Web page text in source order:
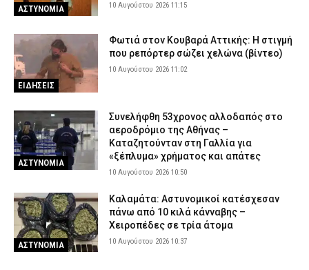
ΑΣΤΥΝΟΜΙΑ 10 Αυγούστου 2026 11:15
ΕΙΔΗΣΕΙΣ
Φωτιά στον Κουβαρά Αττικής: Η στιγμή
που ρεπόρτερ σώζει χελώνα (βίντεο)
10 Αυγούστου 2026 11:02
ΑΣΤΥΝΟΜΙΑ
Συνελήφθη 53χρονος αλλοδαπός στο
αεροδρόμιο της Αθήνας –
Καταζητούνταν στη Γαλλία για
«ξέπλυμα» χρήματος και απάτες
10 Αυγούστου 2026 10:50
ΑΣΤΥΝΟΜΙΑ
Καλαμάτα: Αστυνομικοί κατέσχεσαν
πάνω από 10 κιλά κάνναβης –
Χειροπέδες σε τρία άτομα
10 Αυγούστου 2026 10:37